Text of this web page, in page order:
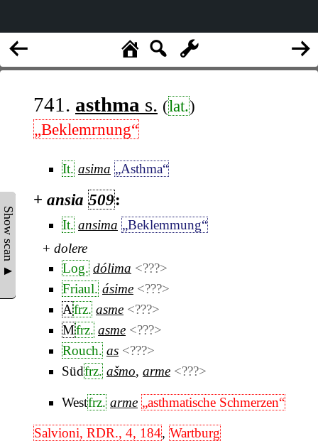
Show scan ▲
741. asthma s. (lat.)
„Beklemrnung“
It. asima „Asthma“
+ ansia 509:
It. ansima „Beklemmung“
+dolere
Log. dólima <???>
Friaul. ásime <???>
Afrz. asme <???>
Mfrz. asme <???>
Rouch. as <???>
Südfrz. ašmo, arme <???>
Westfrz. arme „asthmatische Schmerzen“
Salvioni, RDR., 4, 184, Wartburg